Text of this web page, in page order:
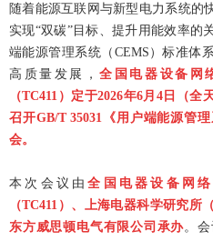
随着能源互联网与新型电力系统的
实现“双碳”目标、提升用能效率的
端能源管理系统（CEMS）标准体
高质量发展，全国电器设备网
（TC411）定于2026年6月4日（
召开GB/T 35031《用户端能源管
会。
本次会议由全国电器设备网
（TC411）、上海电器科学研究
东方威思顿电气有限公司承办。